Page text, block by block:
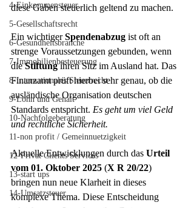
4-Einkommensteuer
5-Gesellschaftsrecht
6-Gesundheitsbranche
7-Immobilienbesteuerung
8-Internationales Steuerrecht
9-Lohn und Gehalt
10-Nachfolgeberatung
11-non profit / Gemeinnuetzigkeit
12-Privat Clients Services
13-start ups
14-Umsatzsteuer
diese Gaben steuerlich geltend zu machen.
Ein wichtiger Spendenabzug ist oft an
strenge Voraussetzungen gebunden, wenn
die Stiftung ihren Sitz im Ausland hat. Das
Finanzamt prüft hierbei sehr genau, ob die
ausländische Organisation deutschen
Standards entspricht. Es geht um viel Geld
und rechtliche Sicherheit.
Aktuelle Entwicklungen durch das Urteil
vom 01. Oktober 2025 (X R 20/22)
bringen nun neue Klarheit in dieses
komplexe Thema. Diese Entscheidung